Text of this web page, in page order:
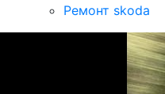
Ремонт skoda